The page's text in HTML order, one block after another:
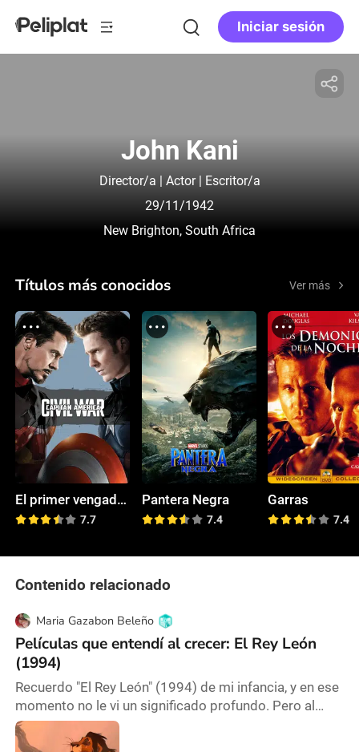
Iniciar sesión
John Kani
Director/a | Actor | Escritor/a
29/11/1942
New Brighton, South Africa
Títulos más conocidos Ver más
El primer vengador: La guerra de los héroes
7.7
Pantera Negra
7.4
Garras
7.4
Contenido relacionado
Maria Gazabon Beleño
Películas que entendí al crecer: El Rey León
(1994)
Recuerdo "El Rey León" (1994) de mi infancia, y en ese
momento no le vi un significado profundo. Pero al
volver a verla años después, me di cuenta de que hay
mucho más en juego. La película aborda temas como